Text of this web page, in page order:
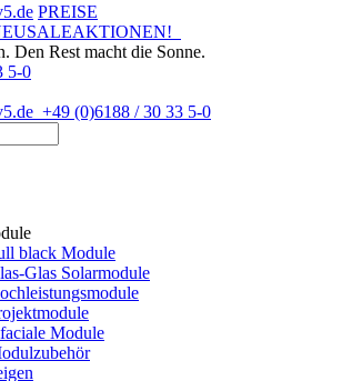
PREISE
SALEAKTIONEN!
Den Rest macht die Sonne.
5-0
+49 (0)6188 / 30 33 5-0
black Module
Glas Solarmodule
Module